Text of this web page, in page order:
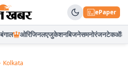
ePaper
ओरिजिनलएजुकेशनबिजनेसमनोरंजनटेकऑटो
Kolkata